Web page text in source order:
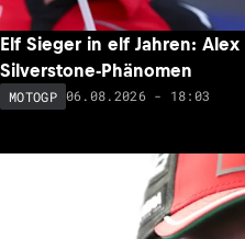
Elf Sieger in elf Jahren:
Silverstone-Phänomen
MOTOGP 06.08.2026 - 18:03